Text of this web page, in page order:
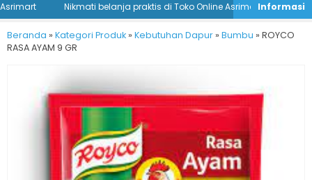
Nikmati belanja praktis di Toko Online Asrimart
Beranda » Kategori Produk » Kebutuhan Dapur » Bumbu » ROYCO
RASA AYAM 9 GR